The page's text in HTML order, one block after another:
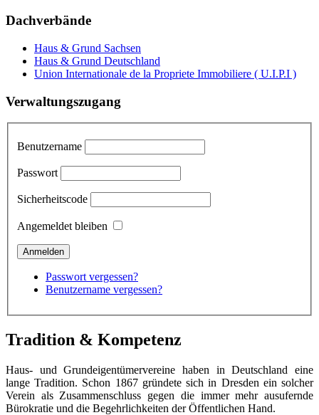
Dachverbände
Haus & Grund Sachsen
Haus & Grund Deutschland
Union Internationale de la Propriete Immobiliere ( U.I.P.I )
Verwaltungszugang
Benutzername
Passwort
Sicherheitscode
Angemeldet bleiben
Passwort vergessen?
Benutzername vergessen?
Tradition & Kompetenz
Haus- und Grundeigentümervereine haben in Deutschland eine
lange Tradition. Schon 1867 gründete sich in Dresden ein solcher
Verein als Zusammenschluss gegen die immer mehr ausufernde
Bürokratie und die Begehrlichkeiten der Öffentlichen Hand.